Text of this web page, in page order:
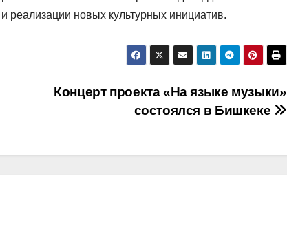
реализации новых культурных инициатив.
Концерт проекта «На языке музыки»
состоялся в Бишкеке